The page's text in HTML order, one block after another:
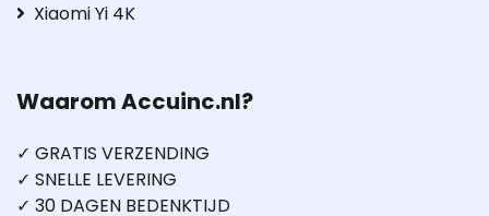
Xiaomi Yi 4K
Waarom Accuinc.nl?
✓ GRATIS VERZENDING
✓ SNELLE LEVERING
✓ 30 DAGEN BEDENKTIJD